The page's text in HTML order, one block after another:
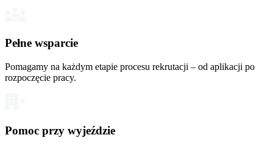
Pełne wsparcie
Pomagamy na każdym etapie procesu rekrutacji – od aplikacji po
rozpoczęcie pracy.
Pomoc przy wyjeździe